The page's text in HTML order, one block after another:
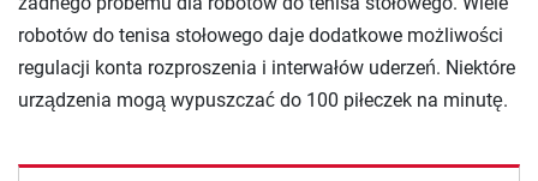
robotów do tenisa stołowego daje dodatkowe możliwości
regulacji konta rozproszenia i interwałów uderzeń. Niektóre
urządzenia mogą wypuszczać do 100 piłeczek na minutę.